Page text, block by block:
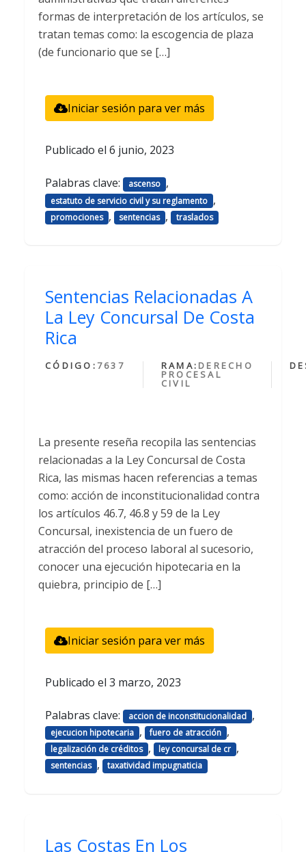
formas de interpretación de los artículos, se
tratan temas como: la escogencia de plaza
(de funcionario que se […]
Iniciar sesión para ver más
Publicado el 6 junio, 2023
Palabras clave: ascenso ,
estatuto de servicio civil y su reglamento ,
promociones , sentencias , traslados
Sentencias Relacionadas A
La Ley Concursal De Costa
Rica
CÓDIGO: 7637 RAMA: DERECHO
PROCESAL
CIVIL
La presente reseña recopila las sentencias
relacionadas a la Ley Concursal de Costa
Rica, las mismas hacen referencias a temas
como: acción de inconstitucionalidad contra
los artículos 46.7, 46.8 y 59 de la Ley
Concursal, inexistencia de un fuero de
atracción del proceso laboral al sucesorio,
conocer una ejecución hipotecaria en la
quiebra, principio de […]
Iniciar sesión para ver más
Publicado el 3 marzo, 2023
Palabras clave: accion de inconstitucionalidad ,
ejecucion hipotecaria , fuero de atracción ,
legalización de créditos , ley concursal de cr ,
sentencias , taxatividad impugnaticia
Las Costas En Los